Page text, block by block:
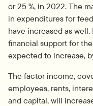
or 25 %, in 2022. The
in expenditures for
have increased as
financial support for
expected to increase,
The factor income,
employees, rents,
and capital, will